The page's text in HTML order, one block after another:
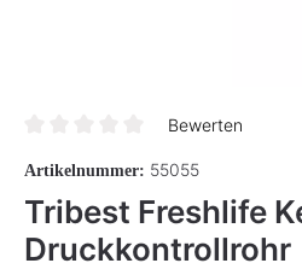
Bewerten
Artikelnummer: 55055
Tribest Freshlife
Druckkontrollrohr